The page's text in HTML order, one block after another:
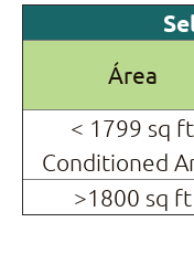
Área
< 1799 sq ft
Conditioned
>1800 sq ft